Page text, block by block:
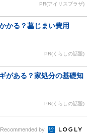
PR(アイリスプラザ)
かる？墓じまい費用
PR(くらしの話題)
がある？家処分の基礎知
PR(くらしの話題)
Recommended by